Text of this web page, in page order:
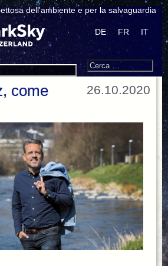
dell'ambiente e per la salvaguardia
DE FR IT
Search
Cerca:
26.10.2020
come